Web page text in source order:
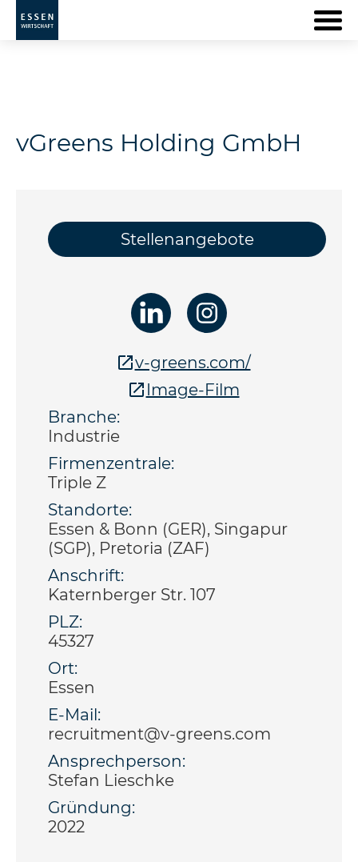
vGreens Holding GmbH
Stellenangebote
v-greens.com/
Image-Film
Branche:
Industrie
Firmenzentrale:
Triple Z
Standorte:
Essen & Bonn (GER), Singapur
(SGP), Pretoria (ZAF)
Anschrift:
Katernberger Str. 107
PLZ:
45327
Ort:
Essen
E-Mail:
recruitment@v-greens.com
Ansprechperson:
Stefan Lieschke
Gründung:
2022